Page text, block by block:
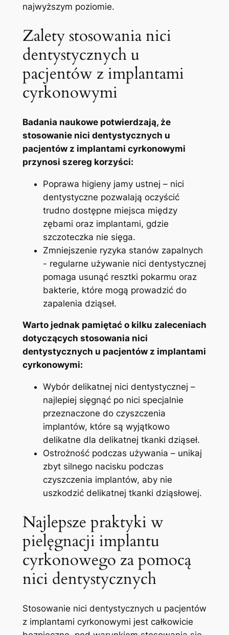
najwyższym poziomie.
Zalety stosowania nici
dentystycznych u
pacjentów⁤ z implantami
‌cyrkonowymi
Badania naukowe ⁢potwierdzają,‌ że
stosowanie nici dentystycznych‍ u‌
pacjentów ‍z implantami cyrkonowymi
przynosi szereg korzyści:
Poprawa higieny jamy ustnej – nici
dentystyczne pozwalają oczyścić
trudno dostępne miejsca między
zębami ⁢oraz implantami, gdzie
szczoteczka nie sięga.
Zmniejszenie ryzyka stanów zapalnych⁤
-‌ regularne używanie nici‍ dentystycznej
pomaga usunąć ‍resztki pokarmu oraz
‍bakterie, które mogą prowadzić do
zapalenia ⁤dziąseł.
Warto jednak pamiętać o‌ kilku‍ zaleceniach
​dotyczących stosowania ‍nici
dentystycznych⁤ u pacjentów z ⁤implantami
cyrkonowymi:
Wybór delikatnej nici dentystycznej –
najlepiej sięgnąć po nici specjalnie
przeznaczone do czyszczenia
implantów, które są wyjątkowo
delikatne dla delikatnej tkanki dziąseł.
Ostrożność podczas używania – unikaj
zbyt silnego nacisku podczas
czyszczenia implantów, aby nie
uszkodzić delikatnej⁢ tkanki dziąsłowej.
Najlepsze ⁤praktyki w
pielęgnacji implantu
cyrkonowego za pomocą
nici dentystycznych
Stosowanie nici​ dentystycznych ‍u pacjentów
z implantami cyrkonowymi jest ‍całkowicie